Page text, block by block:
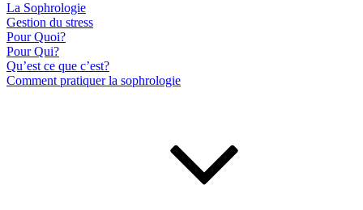
La Sophrologie
Gestion du stress
Pour Quoi?
Pour Qui?
Qu’est ce que c’est?
Comment pratiquer la sophrologie